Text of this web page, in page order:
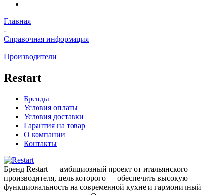
Главная
-
Справочная информация
-
Производители
Restart
Бренды
Условия оплаты
Условия доставки
Гарантия на товар
О компании
Контакты
Бренд Restart — амбициозный проект от итальянского
производителя, цель которого — обеспечить высокую
функциональность на современной кухне и гармоничный